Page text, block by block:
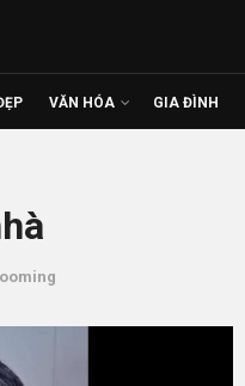
VĂN HÓA GIA ĐÌNH